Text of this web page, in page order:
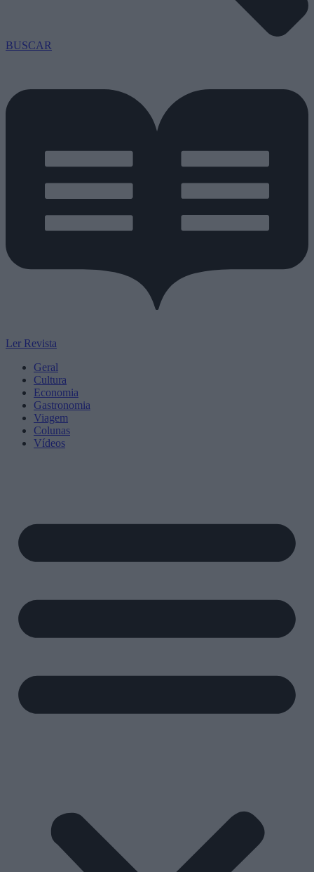
BUSCAR
Ler Revista
Geral
Cultura
Economia
Gastronomia
Viagem
Colunas
Vídeos